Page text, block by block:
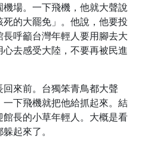
場。一下飛機，他就大聲說
死的大罷免」。他說，他要投
呼籲台灣年輕人要用腳去大
去感受大陸，不要再被民進
來前。台獨笨青鳥都大聲
下飛機就把他給抓起來。結
長的小草年輕人。大概是看
起來了。